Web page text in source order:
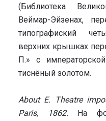
(Библиотека
Веймар-Эйзенах,
типографиский
верхних крышках
П.» с
тиснёный золотом.
About E. Theatre
Paris, 1862.
На